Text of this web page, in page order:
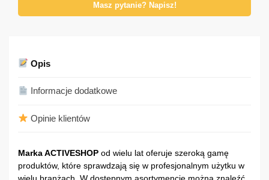
Masz pytanie? Napisz!
Opis
Informacje dodatkowe
Opinie klientów
Marka ACTIVESHOP od wielu lat oferuje szeroką gamę
produktów, które sprawdzają się w profesjonalnym użytku w